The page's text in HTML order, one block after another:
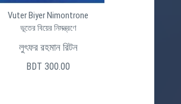
Vuter Biyer Nimontrone
ভূতের বিয়ের নিমন্ত্রণে
লুৎফর রহমান রিটন
BDT 300.00